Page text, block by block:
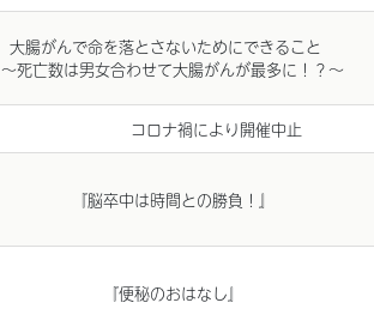
大腸がんで命を落とさないためにできること
～死亡数は男女合わせて大腸がんが最多に！？～
コロナ禍により開催中止
『脳卒中は時間との勝負！』
『便秘のおはなし』